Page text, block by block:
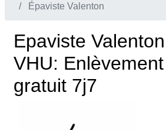
Épaviste Valenton
Epaviste
VHU:
gratuit 7j7